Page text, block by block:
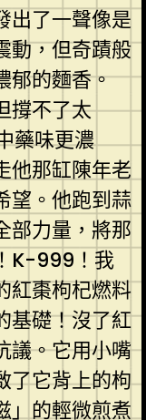
出了一聲像是
動，但奇蹟般
郁的麵香。
撐不了太
藥味更濃
他那缸陳年老
望。他跑到蒜
部力量，將那
K-999！我
紅棗枸杞燃料
基礎！沒了紅
議。它用小嘴
了它背上的枸
」的輕微煎煮